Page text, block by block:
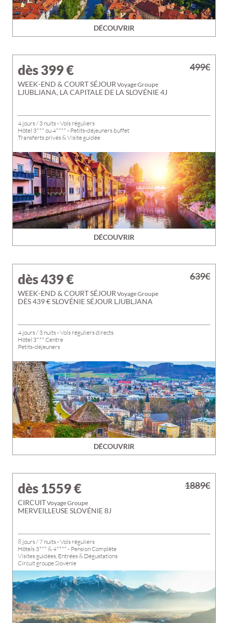
DÉCOUVRIR
dès 399€
WEEK-END & COURT SÉJOUR Voyage Groupe
LJUBLJANA, LA CAPITALE DE LA SLOVÉNIE 4J
4 jours / 3 nuits - Vols réguliers
Hôtel 3*** ou 4**** - Petits-déjeuners buffet
Transferts privés & Visite guidée
DÉCOUVRIR
499€
dès 439€
WEEK-END & COURT SÉJOUR Voyage Groupe
DÈS 439 € SLOVÉNIE SÉJOUR LJUBLJANA
4 jours / 3 nuits - Vols réguliers directs
Hôtel 3*** Centre
Petits-déjeuners
DÉCOUVRIR
639€
dès 1559€
CIRCUITVoyage Groupe
MERVEILLEUSE SLOVÉNIE 8J
8 jours / 7 nuits - Vols réguliers
Hôtels 3*** & 4**** - Pension Complète
Visites guidées, Entrées & Dégustations
Circuit groupe Slovénie
1889€